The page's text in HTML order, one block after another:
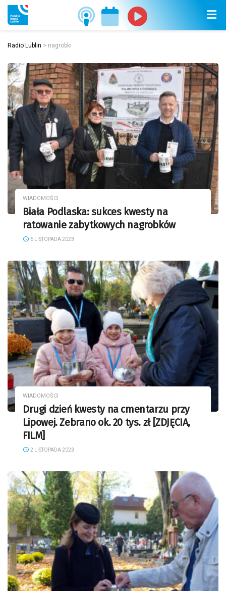
Radio Lublin > nagrobki
WIADOMOŚCI
Biała Podlaska: sukces kwesty na
ratowanie zabytkowych nagrobków
6 LISTOPADA 2023
WIADOMOŚCI
Drugi dzień kwesty na cmentarzu przy
Lipowej. Zebrano ok. 20 tys. zł [ZDJĘCIA,
FILM]
2 LISTOPADA 2023